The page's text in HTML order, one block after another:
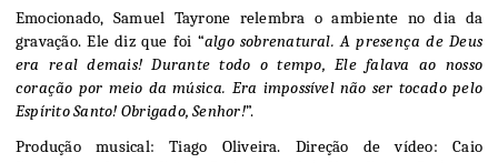
Emocionado, Samuel Tayrone relembra o ambiente no dia da
gravação. Ele diz que foi “algo sobrenatural. A presença de Deus
era real demais! Durante todo o tempo, Ele falava ao nosso
coração por meio da música. Era impossível não ser tocado pelo
Espírito Santo! Obrigado, Senhor!”.
Produção musical: Tiago Oliveira. Direção de vídeo: Caio